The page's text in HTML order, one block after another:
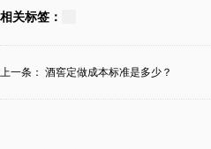
相关标签：
上一条： 酒窖定做成本标准是多少？